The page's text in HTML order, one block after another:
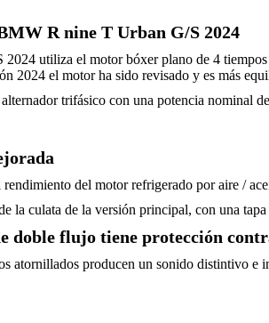
R nine T Urban G/S 2024
utiliza el motor bóxer plano de 4
2024 el motor ha sido revisado y es más
trifásico con una potencia nominal
del motor refrigerado por aire /
la culata de la versión principal, con una
doble flujo tiene protección
atornillados producen un sonido distintivo e